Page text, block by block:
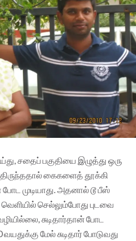
சதைப் பகுதியை இழுத்து ஒரு
கைகளைத் தூக்கி
முடியாது. அதனால் டூ பீஸ்
செல்லும்போது புடவை
சுடிதார்தான் போட
மேல் சுடிதார் போடுவது